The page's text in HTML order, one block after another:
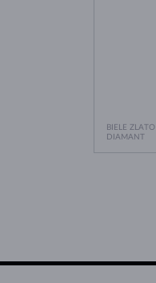
BIELE ZLATO
DIAMANT